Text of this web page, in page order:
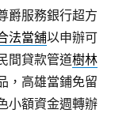
爵服務銀行超方
法當舖以申辦可
間貸款管道樹林
，高雄當鋪免留
小額資金週轉辦